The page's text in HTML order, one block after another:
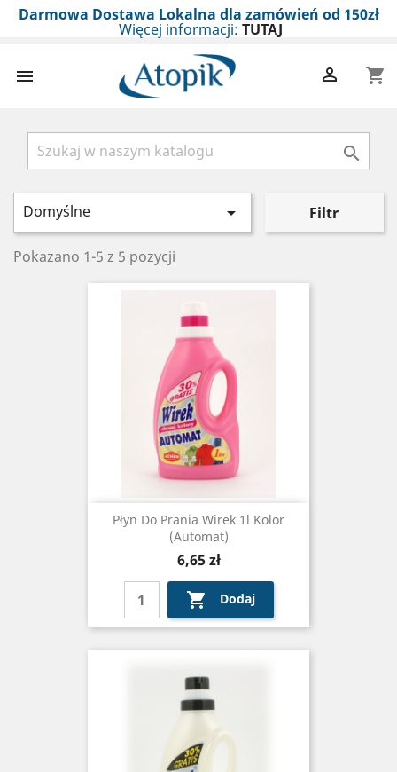
Darmowa Dostawa Lokalna dla zamówień od 150zł
Więcej informacji: TUTAJ
  shopping_cart

Domyślne  Filtr
Pokazano 1-5 z 5 pozycji
Płyn Do Prania Wirek 1l Kolor
(automat)
Cena
6,65 zł
 Dodaj